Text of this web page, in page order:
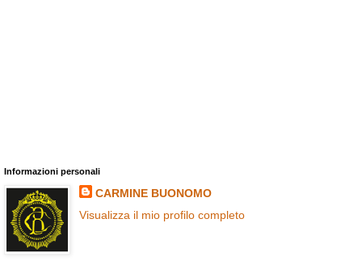
Informazioni personali
CARMINE BUONOMO
Visualizza il mio profilo completo